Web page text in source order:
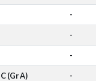
-
-
-
(Gr A) -